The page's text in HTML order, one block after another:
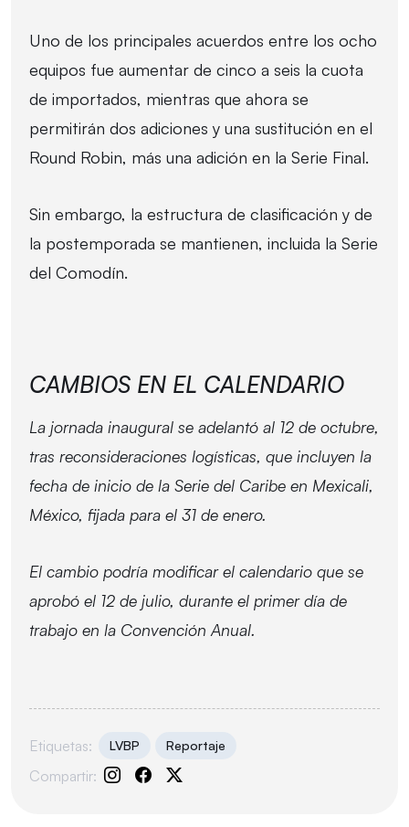
Uno de los principales acuerdos entre los ocho
equipos fue aumentar de cinco a seis la cuota
de importados, mientras que ahora se
permitirán dos adiciones y una sustitución en el
Round Robin, más una adición en la Serie Final.
Sin embargo, la estructura de clasificación y de
la postemporada se mantienen, incluida la Serie
del Comodín.
CAMBIOS EN EL CALENDARIO
La jornada inaugural se adelantó al 12 de octubre,
tras reconsideraciones logísticas, que incluyen la
fecha de inicio de la Serie del Caribe en Mexicali,
México, fijada para el 31 de enero.
El cambio podría modificar el calendario que se
aprobó el 12 de julio, durante el primer día de
trabajo en la Convención Anual.
Etiquetas: LVBP Reportaje
Compartir: